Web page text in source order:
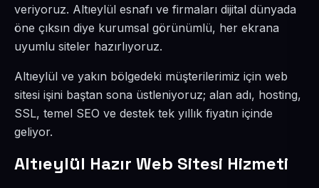
veriyoruz. Altıeylül esnafı ve firmaları dijital dünyada
öne çıksın diye kurumsal görünümlü, her ekrana
uyumlu siteler hazırlıyoruz.
Altıeylül ve yakın bölgedeki müşterilerimiz için web
sitesi işini baştan sona üstleniyoruz; alan adı, hosting,
SSL, temel SEO ve destek tek yıllık fiyatın içinde
geliyor.
Altıeylül Hazır Web Sitesi Hizmeti